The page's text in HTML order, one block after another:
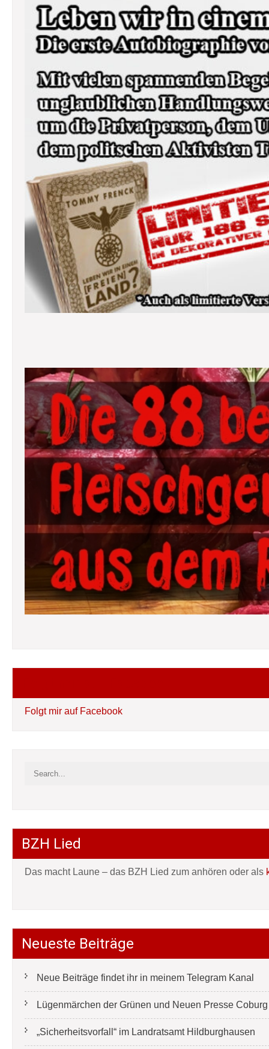
Folgt mir auf Facebook
BZH Lied
Das macht Laune – das BZH Lied zum anhören oder als
Neueste Beiträge
Neue Beiträge findet ihr in meinem Telegram Kanal
Lügenmärchen der Grünen und Neuen Presse
„Sicherheitsvorfall“ im Landratsamt Hildburghausen